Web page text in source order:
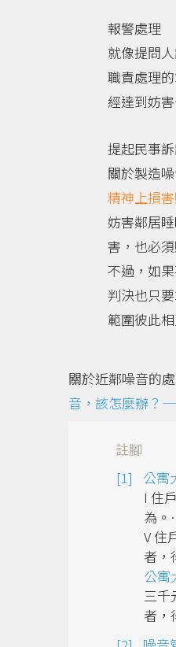
報警處理
就像提問
職責處理
經達到妨
提起民事
關於製造
精神上損
妨害鄰居
害，也必
不過，如
判決也只
範圍彼此
關於近鄰噪音的
音，該怎麼辦？
註腳
公寓
I 住
為
V 住
者，
公寓
三千
者，